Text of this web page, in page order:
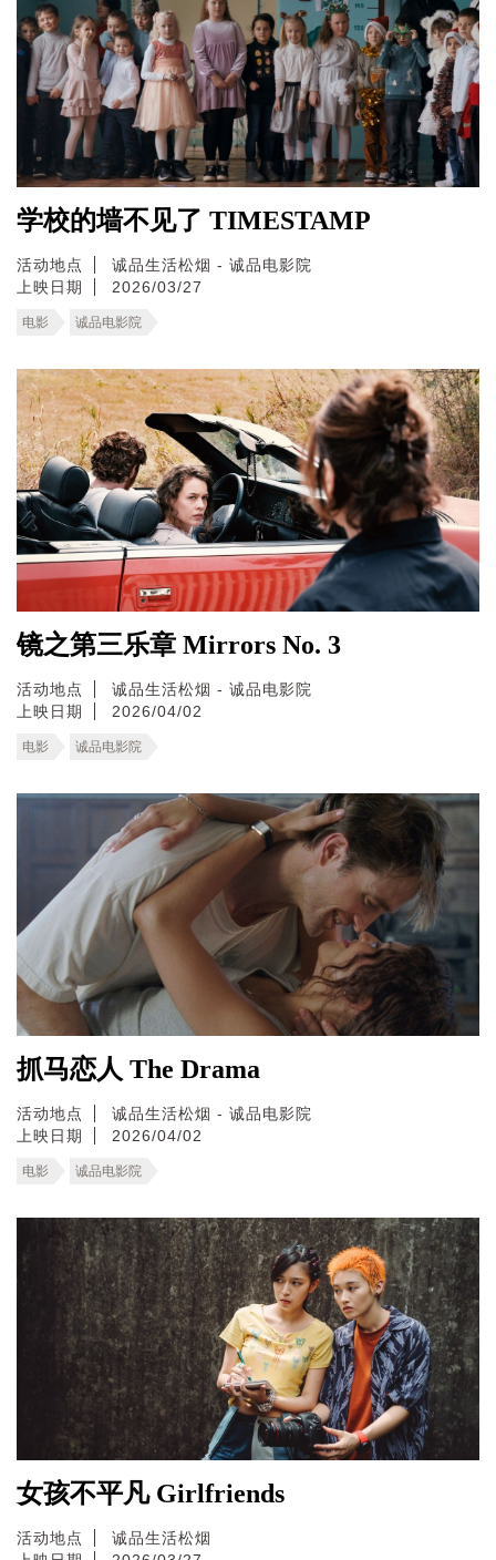
学校的墙不见了 TIMESTAMP
活动地点
诚品生活松烟 - 诚品电影院
上映日期
2026/03/27
电影 诚品电影院
镜之第三乐章 Mirrors No. 3
活动地点
诚品生活松烟 - 诚品电影院
上映日期
2026/04/02
电影 诚品电影院
抓马恋人 The Drama
活动地点
诚品生活松烟 - 诚品电影院
上映日期
2026/04/02
电影 诚品电影院
女孩不平凡 Girlfriends
活动地点
诚品生活松烟